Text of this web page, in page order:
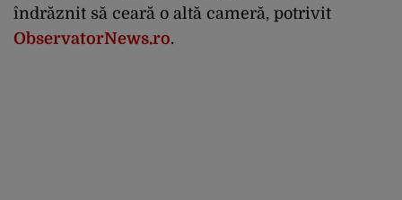
îndrăznit să ceară o altă cameră, potrivit
ObservatorNews.ro.